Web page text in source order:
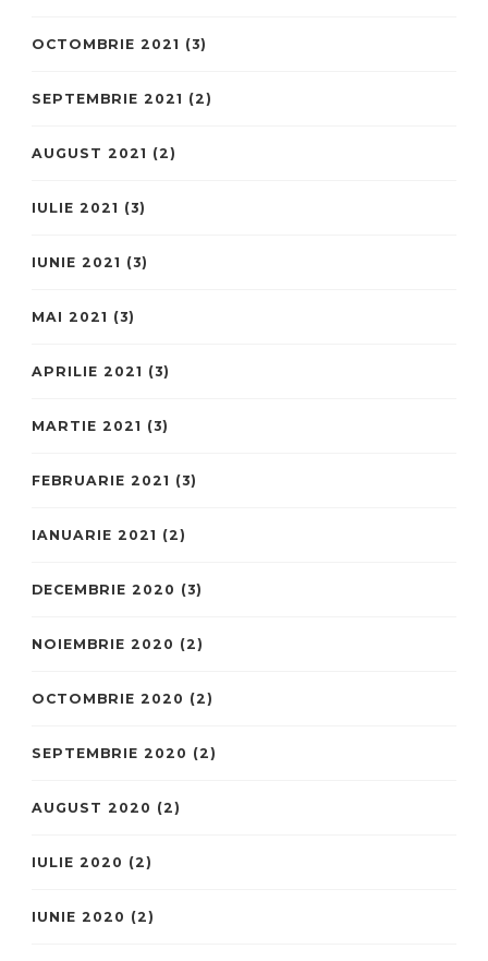
OCTOMBRIE 2021 (3)
SEPTEMBRIE 2021 (2)
AUGUST 2021 (2)
IULIE 2021 (3)
IUNIE 2021 (3)
MAI 2021 (3)
APRILIE 2021 (3)
MARTIE 2021 (3)
FEBRUARIE 2021 (3)
IANUARIE 2021 (2)
DECEMBRIE 2020 (3)
NOIEMBRIE 2020 (2)
OCTOMBRIE 2020 (2)
SEPTEMBRIE 2020 (2)
AUGUST 2020 (2)
IULIE 2020 (2)
IUNIE 2020 (2)